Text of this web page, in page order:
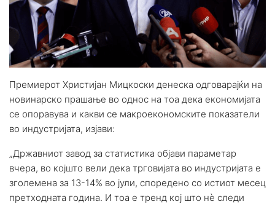
Премиерот Христијан Мицкоски денеска одговарајќи на
новинарско прашање во однос на тоа дека економијата
се опоравува и какви се макроекономските показатели
во индустријата, изјави:
„Државниот завод за статистика објави параметар
вчера, во којшто вели дека трговијата во индустријата е
зголемена за 13-14% во јули, споредено со истиот месец
претходната година. И тоа е тренд кој што нѐ следи